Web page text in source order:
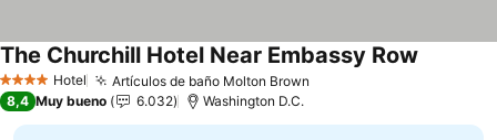
4 EstrellasHotel Artículos de baño Molton Brown
The Churchill Hotel Near Embassy Row
8,4 Muy bueno 6.032 Washington D.C.